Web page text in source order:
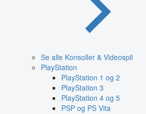
Se alle Konsoller & Videospil
PlayStation
PlayStation 1 og 2
PlayStation 3
PlayStation 4 og 5
PSP og PS Vita